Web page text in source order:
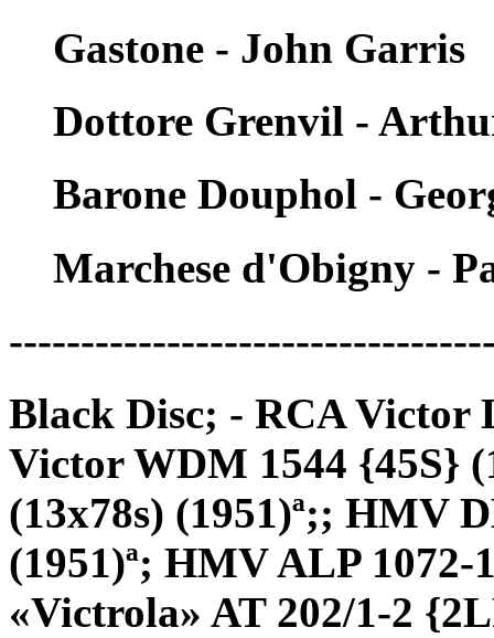
Gastone - John Garris
Dottore Grenvil -
Barone Douphol -
Marchese d'Obigny -
Black Disc; - RCA Victor
Victor WDM 1544 {45S}
(13x78s) (1951)ª;; HMV
(1951)ª; HMV ALP 1072-
«Victrola» AT 202/1-2